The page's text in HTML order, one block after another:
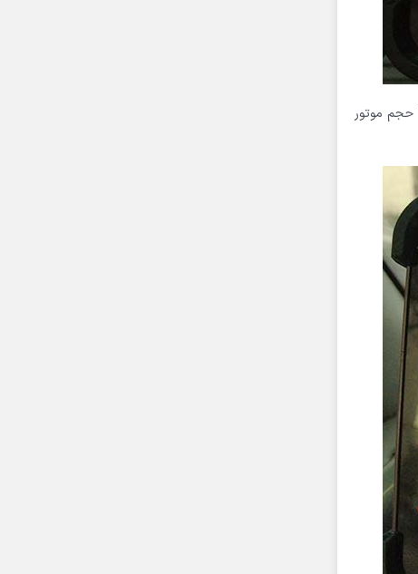
در این مرحله تنها گزینه موجود یعنی G1.5 DOHC را انتخاب میکنیم. حرف G مخفف Gasoline و معرف موتور بنزینی میباشد و منظور از 1.5 حجم موتور